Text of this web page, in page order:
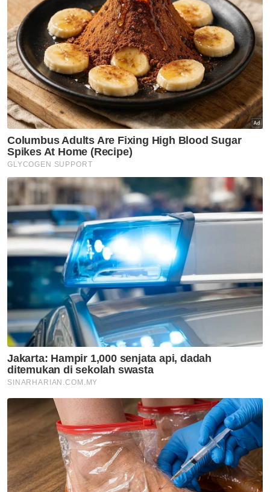
Semasa
Penerbangan mencemaskan,
penumpang didakwa cuba
buka pintu kecemasan
Semasa
Pelajar kolej lemas ketika
mandi-manda bersama
sembilan rakan
Semasa
Ismail Sabri didakwa esok di
Mahkamah Sesyen Kuala